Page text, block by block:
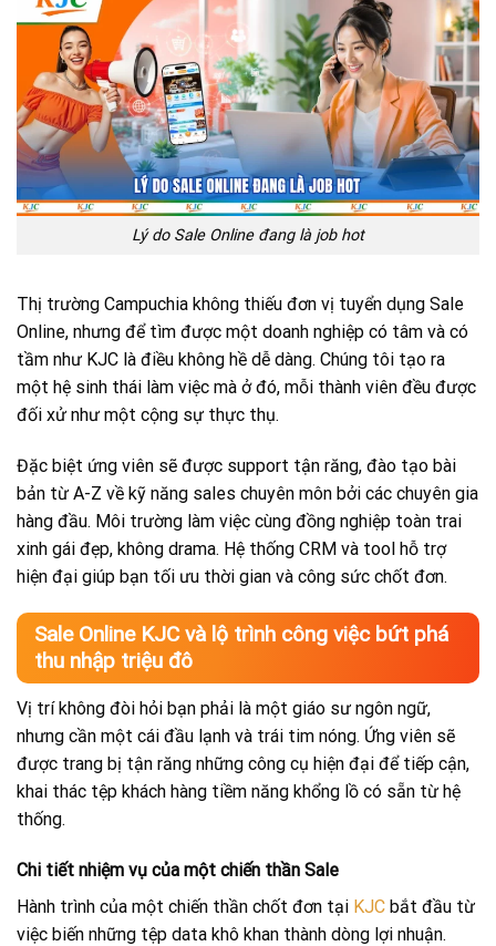
Lý do Sale Online đang là job hot
Thị trường Campuchia không thiếu đơn vị tuyển dụng Sale
Online, nhưng để tìm được một doanh nghiệp có tâm và có
tầm như KJC là điều không hề dễ dàng. Chúng tôi tạo ra
một hệ sinh thái làm việc mà ở đó, mỗi thành viên đều được
đối xử như một cộng sự thực thụ.
Đặc biệt ứng viên sẽ được support tận răng, đào tạo bài
bản từ A-Z về kỹ năng sales chuyên môn bởi các chuyên gia
hàng đầu. Môi trường làm việc cùng đồng nghiệp toàn trai
xinh gái đẹp, không drama. Hệ thống CRM và tool hỗ trợ
hiện đại giúp bạn tối ưu thời gian và công sức chốt đơn.
Sale Online KJC và lộ trình công việc bứt phá
thu nhập triệu đô
Vị trí không đòi hỏi bạn phải là một giáo sư ngôn ngữ,
nhưng cần một cái đầu lạnh và trái tim nóng. Ứng viên sẽ
được trang bị tận răng những công cụ hiện đại để tiếp cận,
khai thác tệp khách hàng tiềm năng khổng lồ có sẵn từ hệ
thống.
Chi tiết nhiệm vụ của một chiến thần Sale
Hành trình của một chiến thần chốt đơn tại KJC bắt đầu từ
việc biến những tệp data khô khan thành dòng lợi nhuận.